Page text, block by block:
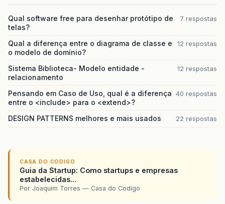
Qual software free para desenhar protótipo de
telas?
7 respostas
Qual a diferença entre o diagrama de classe e
o modelo de domínio?
12 respostas
Sistema Biblioteca- Modelo entidade -
relacionamento
12 respostas
Pensando em Caso de Uso, qual é a diferença
entre o <include> para o <extend>?
40 respostas
DESIGN PATTERNS melhores e mais usados 22 respostas
CASA DO CODIGO
Guia da Startup: Como startups e empresas
estabelecidas...
Por Joaquim Torres — Casa do Codigo